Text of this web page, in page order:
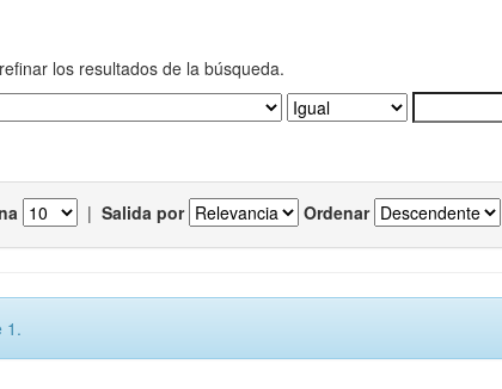
los resultados de la búsqueda.
| Salida por Ordenar
1.